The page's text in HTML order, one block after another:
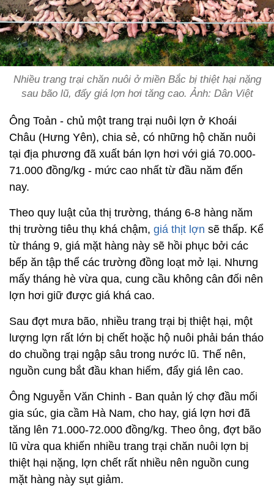
Nhiều trang trại chăn nuôi ở miền Bắc bị thiệt hại nặng
sau bão lũ, đẩy giá lợn hơi tăng cao. Ảnh: Dân Việt
Ông Toản - chủ một trang trại nuôi lợn ở Khoái
Châu (Hưng Yên), chia sẻ, có những hộ chăn nuôi
tại địa phương đã xuất bán lợn hơi với giá 70.000-
71.000 đồng/kg - mức cao nhất từ đầu năm đến
nay.
Theo quy luật của thị trường, tháng 6-8 hàng năm
thị trường tiêu thụ khá chậm, giá thịt lợn sẽ thấp. Kể
từ tháng 9, giá mặt hàng này sẽ hồi phục bởi các
bếp ăn tập thể các trường đồng loạt mở lại. Nhưng
mấy tháng hè vừa qua, cung cầu không cân đối nên
lợn hơi giữ được giá khá cao.
Sau đợt mưa bão, nhiều trang trại bị thiệt hại, một
lượng lợn rất lớn bị chết hoặc hộ nuôi phải bán tháo
do chuồng trại ngập sâu trong nước lũ. Thế nên,
nguồn cung bắt đầu khan hiếm, đẩy giá lên cao.
Ông Nguyễn Văn Chinh - Ban quản lý chợ đầu mối
gia súc, gia cầm Hà Nam, cho hay, giá lợn hơi đã
tăng lên 71.000-72.000 đồng/kg. Theo ông, đợt bão
lũ vừa qua khiến nhiều trang trại chăn nuôi lợn bị
thiệt hại nặng, lợn chết rất nhiều nên nguồn cung
mặt hàng này sụt giảm.